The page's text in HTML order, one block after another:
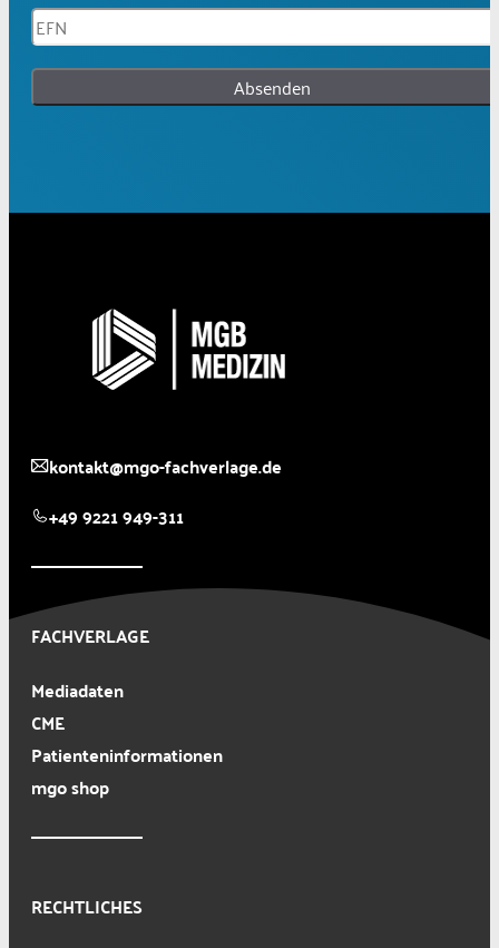
Absenden
kontakt@mgo-fachverlage.de
+49 9221 949-311
FACHVERLAGE
Mediadaten
CME
Patienteninformationen
mgo shop
RECHTLICHES